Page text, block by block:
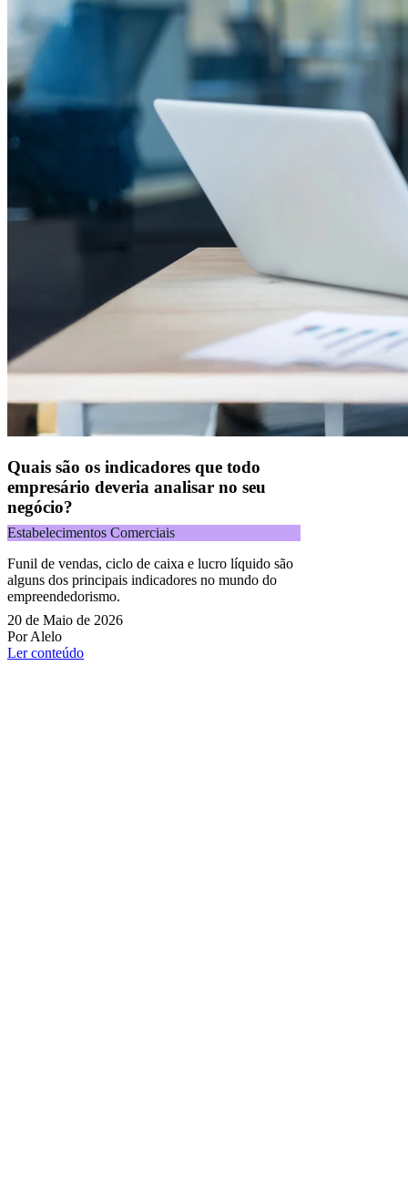
Quais são os indicadores que todo
empresário deveria analisar no seu
negócio?
Estabelecimentos Comerciais
Funil de vendas, ciclo de caixa e lucro líquido são
alguns dos principais indicadores no mundo do
empreendedorismo.
20 de Maio de 2026
Por Alelo
Ler conteúdo